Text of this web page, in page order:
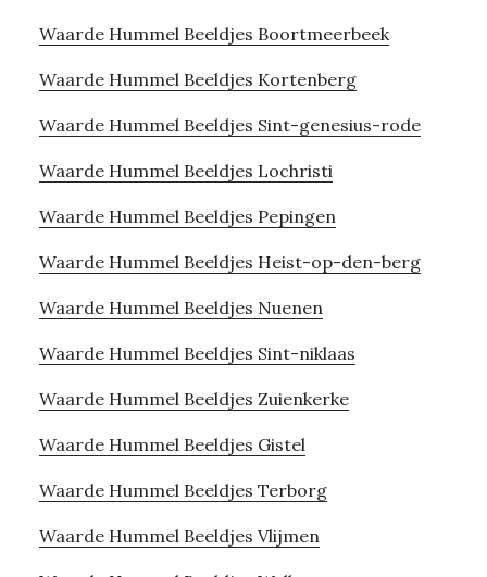
Waarde Hummel Beeldjes Boortmeerbeek
Waarde Hummel Beeldjes Kortenberg
Waarde Hummel Beeldjes Sint-genesius-rode
Waarde Hummel Beeldjes Lochristi
Waarde Hummel Beeldjes Pepingen
Waarde Hummel Beeldjes Heist-op-den-berg
Waarde Hummel Beeldjes Nuenen
Waarde Hummel Beeldjes Sint-niklaas
Waarde Hummel Beeldjes Zuienkerke
Waarde Hummel Beeldjes Gistel
Waarde Hummel Beeldjes Terborg
Waarde Hummel Beeldjes Vlijmen